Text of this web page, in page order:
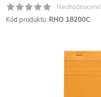
Neohodnoceno
Kód produktu: RHO 18200C